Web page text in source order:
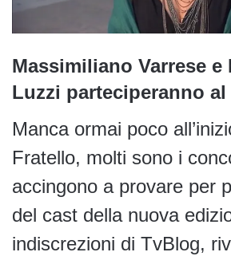
Massimiliano Varrese e
Luzzi parteciperanno al
Manca ormai poco
Fratello, molti sono i
accingono a provare per
del cast della nuova
indiscrezioni di TvBlog,